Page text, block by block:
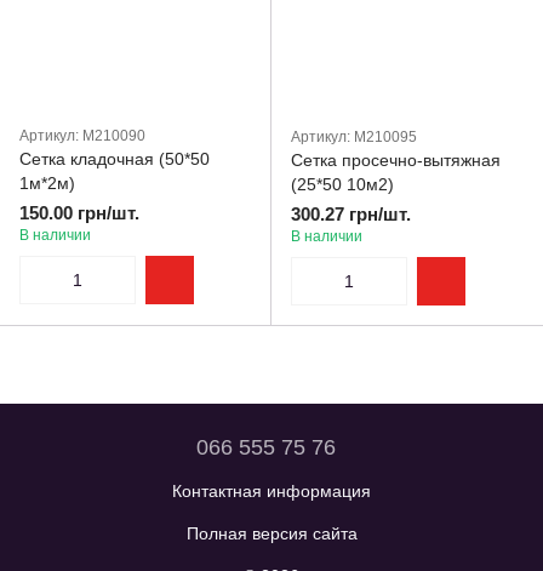
Артикул: M210090
Сетка кладочная (50*50
1м*2м)
150.00 грн/шт.
В наличии
Артикул: M210095
Сетка просечно-вытяжная
(25*50 10м2)
300.27 грн/шт.
В наличии
066 555 75 76
Контактная информация
Полная версия сайта